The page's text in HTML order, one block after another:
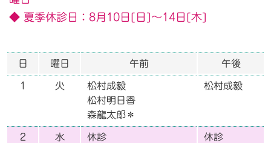
◆ 夏季休診日：8月10日[日]〜14日[木]
日 曜日 午前 午後
1 火
松村成毅
松村明日香
森龍太郎＊
松村成毅
2 水 休診 休診